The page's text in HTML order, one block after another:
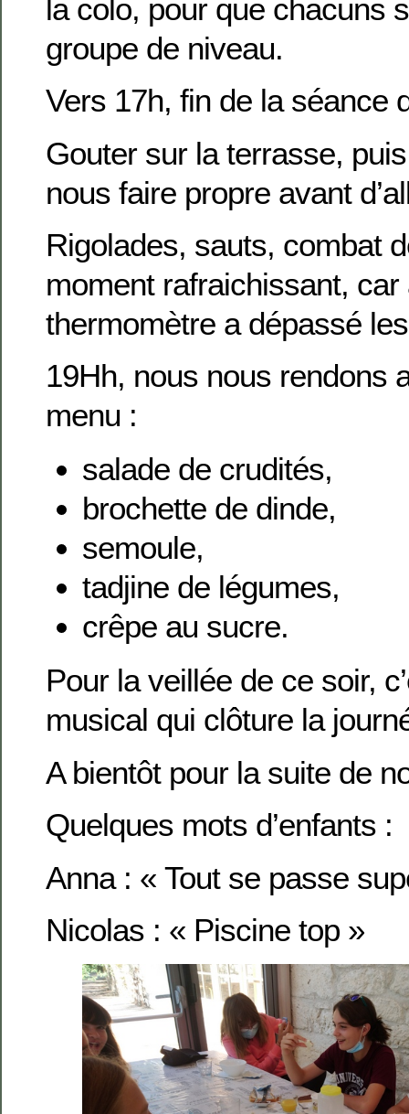
la colo, pour que chacuns
groupe de niveau.
Vers 17h, fin de la séance
Gouter sur la terrasse,
nous faire propre avant
Rigolades, sauts, combat
moment rafraichissant, car
thermomètre a dépassé
19Hh, nous nous rendons
menu :
salade de crudités,
brochette de dinde,
semoule,
tadjine de légumes,
crêpe au sucre.
Pour la veillée de ce soir,
musical qui clôture la
A bientôt pour la suite de
Quelques mots d’enfants :
Anna : « Tout se passe
Nicolas : « Piscine top »